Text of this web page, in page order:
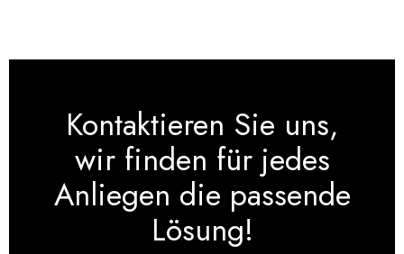
Kontaktieren Sie uns,
wir finden für jedes
Anliegen die passende
Lösung!